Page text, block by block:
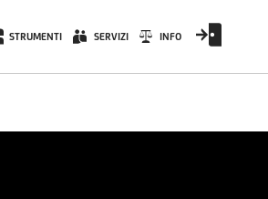
STRUMENTI SERVIZI INFO